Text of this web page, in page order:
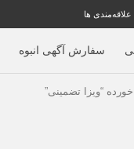
علاقه‌مندی ها
سفارش آگهی انبوه
“ویزا تضمینی”